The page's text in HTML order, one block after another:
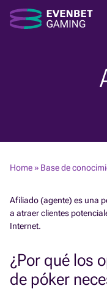
Home» Base de
Afiliado (agente) es una
a atraer clientes
Internet.
¿Por qué los
de póker